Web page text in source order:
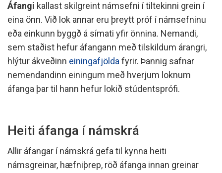
Áfangi kallast skilgreint námsefni í tiltekinni grein í
eina önn. Við lok annar eru þreytt próf í námsefninu
eða einkunn byggð á símati yfir önnina. Nemandi,
sem staðist hefur áfangann með tilskildum árangri,
hlýtur ákveðinn einingafjölda fyrir. Þannig safnar
nemendandinn einingum með hverjum loknum
áfanga þar til hann hefur lokið stúdentsprófi.
Heiti áfanga í námskrá
Allir áfangar í námskrá gefa til kynna heiti
námsgreinar, hæfniþrep, röð áfanga innan greinar